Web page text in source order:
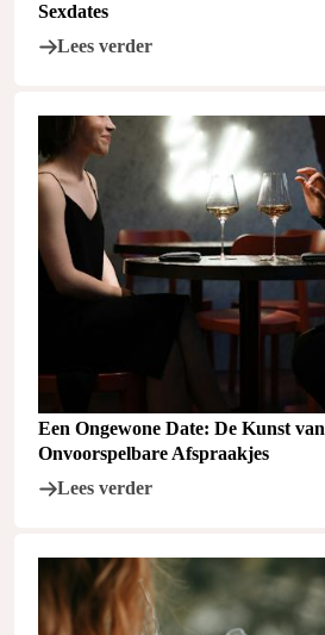
Sexdates
Lees verder
Een Ongewone Date: De Kunst van
Onvoorspelbare Afspraakjes
Lees verder